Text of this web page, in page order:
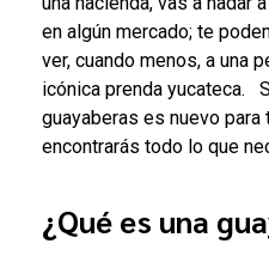
en algún mercado; te
ver, cuando menos, a una
icónica prenda yucateca.
guayaberas es nuevo
encontrarás todo lo que
¿Qué es una